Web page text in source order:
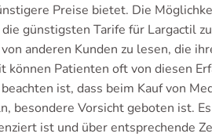
Preise bietet. Die
günstigsten Tarife für Largactil
anderen Kunden zu lesen, die
können Patienten oft von diesen
ist, dass beim Kauf von
besondere Vorsicht geboten ist.
ist und über entsprechende